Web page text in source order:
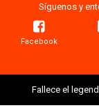
Síguenos y
Facebook
Fallece el